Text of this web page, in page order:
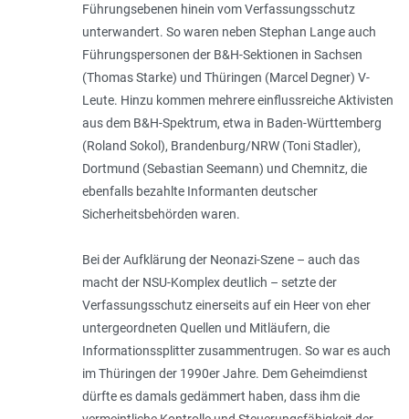
Führungsebenen hinein vom Verfassungsschutz
unterwandert. So waren neben Stephan Lange auch
Führungspersonen der B&H-Sektionen in Sachsen
(Thomas Starke) und Thüringen (Marcel Degner) V-
Leute. Hinzu kommen mehrere einfluss­reiche Aktivisten
aus dem B&H-Spektrum, etwa in Baden-­Württemberg
(Roland Sokol), Brandenburg/NRW (Toni Stadler),
Dortmund (Sebastian Seemann) und Chemnitz, die
ebenfalls bezahlte Informanten deutscher
Sicherheitsbehörden waren.
Bei der Aufklärung der Neonazi-Szene – auch das
macht der NSU-Komplex deutlich – setzte der
Verfassungsschutz einerseits auf ein Heer von eher
untergeordneten Quellen und Mitläufern, die
Informationssplitter zusammentrugen. So war es auch
im Thüringen der 1990er Jahre. Dem Geheimdienst
dürfte es damals gedämmert haben, dass ihm die